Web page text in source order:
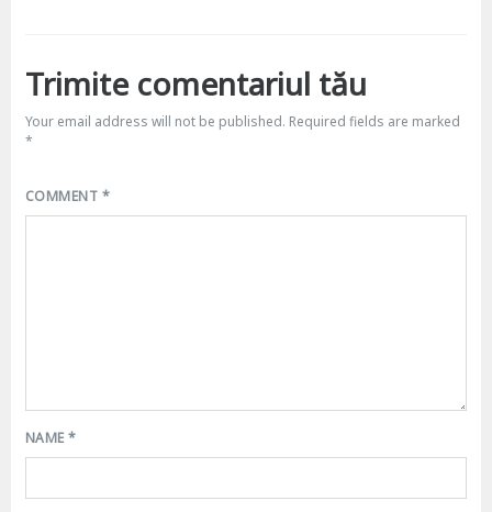
Trimite comentariul tău
Your email address will not be published. Required fields are marked
*
COMMENT *
NAME*